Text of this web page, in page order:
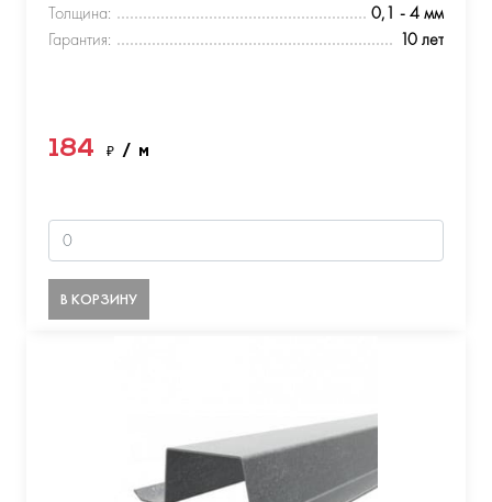
Толщина:
0,1 - 4 мм
Гарантия:
10 лет
184 ₽ / м
В КОРЗИНУ